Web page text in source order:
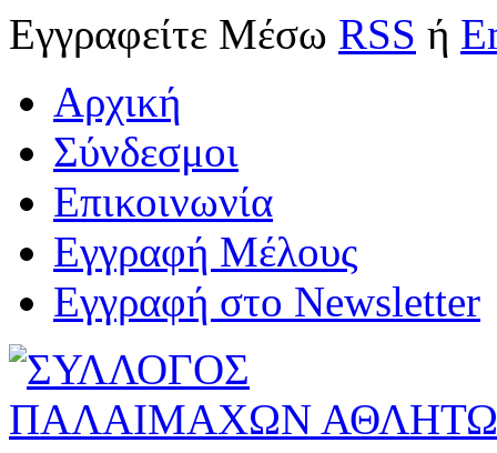
Εγγραφείτε Μέσω RSS ή
Αρχική
Σύνδεσμοι
Επικοινωνία
Εγγραφή Μέλους
Εγγραφή στο Newsletter